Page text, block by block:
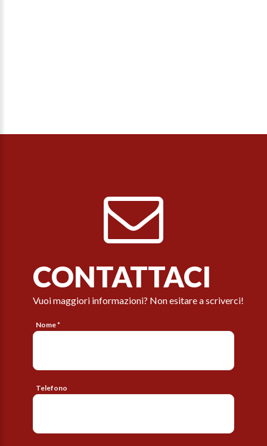
CONTATTACI
Vuoi maggiori informazioni? Non esitare a scriverci!
Nome *
Telefono